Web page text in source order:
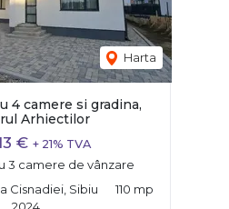
Harta
4 camere si gradina,
Arhiectilor
€ + 21% TVA
3 camere de vânzare
Cisnadiei, Sibiu
110 mp
2024